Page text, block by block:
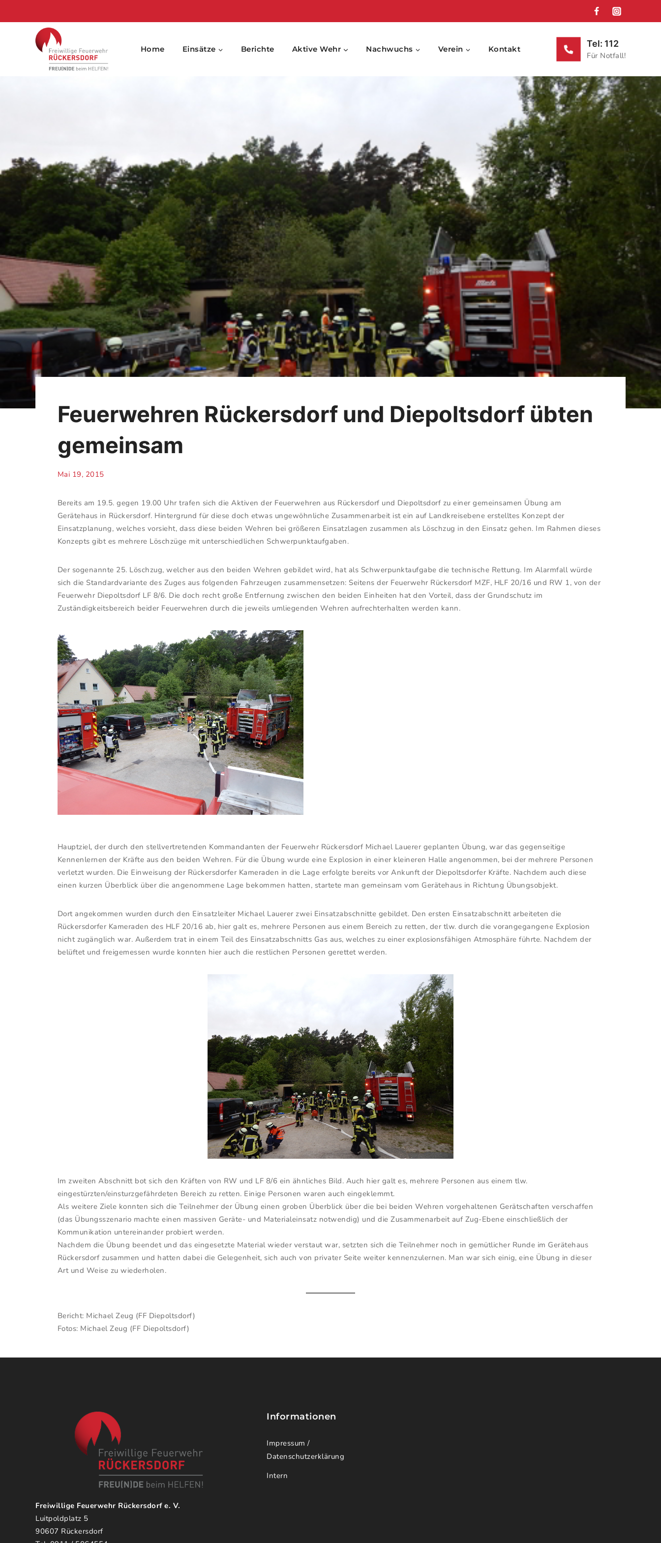
Home Einsätze Berichte Aktive Wehr Nachwuchs Verein Kontakt
Tel: 112
Für Notfall!
Feuerwehren Rückersdorf und Diepoltsdorf übten
gemeinsam
Mai 19, 2015
Bereits am 19.5. gegen 19.00 Uhr trafen sich die Aktiven der Feuerwehren aus Rückersdorf und Diepoltsdorf zu einer gemeinsamen Übung am
Gerätehaus in Rückersdorf. Hintergrund für diese doch etwas ungewöhnliche Zusammenarbeit ist ein auf Landkreisebene erstelltes Konzept der
Einsatzplanung, welches vorsieht, dass diese beiden Wehren bei größeren Einsatzlagen zusammen als Löschzug in den Einsatz gehen. Im Rahmen dieses
Konzepts gibt es mehrere Löschzüge mit unterschiedlichen Schwerpunktaufgaben.
Der sogenannte 25. Löschzug, welcher aus den beiden Wehren gebildet wird, hat als Schwerpunktaufgabe die technische Rettung. Im Alarmfall würde
sich die Standardvariante des Zuges aus folgenden Fahrzeugen zusammensetzen: Seitens der Feuerwehr Rückersdorf MZF, HLF 20/16 und RW 1, von der
Feuerwehr Diepoltsdorf LF 8/6. Die doch recht große Entfernung zwischen den beiden Einheiten hat den Vorteil, dass der Grundschutz im
Zuständigkeitsbereich beider Feuerwehren durch die jeweils umliegenden Wehren aufrechterhalten werden kann.
Hauptziel, der durch den stellvertretenden Kommandanten der Feuerwehr Rückersdorf Michael Lauerer geplanten Übung, war das gegenseitige
Kennenlernen der Kräfte aus den beiden Wehren. Für die Übung wurde eine Explosion in einer kleineren Halle angenommen, bei der mehrere Personen
verletzt wurden. Die Einweisung der Rückersdorfer Kameraden in die Lage erfolgte bereits vor Ankunft der Diepoltsdorfer Kräfte. Nachdem auch diese
einen kurzen Überblick über die angenommene Lage bekommen hatten, startete man gemeinsam vom Gerätehaus in Richtung Übungsobjekt.
Dort angekommen wurden durch den Einsatzleiter Michael Lauerer zwei Einsatzabschnitte gebildet. Den ersten Einsatzabschnitt arbeiteten die
Rückersdorfer Kameraden des HLF 20/16 ab, hier galt es, mehrere Personen aus einem Bereich zu retten, der tlw. durch die vorangegangene Explosion
nicht zugänglich war. Außerdem trat in einem Teil des Einsatzabschnitts Gas aus, welches zu einer explosionsfähigen Atmosphäre führte. Nachdem der
belüftet und freigemessen wurde konnten hier auch die restlichen Personen gerettet werden.
Im zweiten Abschnitt bot sich den Kräften von RW und LF 8/6 ein ähnliches Bild. Auch hier galt es, mehrere Personen aus einem tlw.
eingestürzten/einsturzgefährdeten Bereich zu retten. Einige Personen waren auch eingeklemmt.
Als weitere Ziele konnten sich die Teilnehmer der Übung einen groben Überblick über die bei beiden Wehren vorgehaltenen Gerätschaften verschaffen
(das Übungsszenario machte einen massiven Geräte- und Materialeinsatz notwendig) und die Zusammenarbeit auf Zug-Ebene einschließlich der
Kommunikation untereinander probiert werden.
Nachdem die Übung beendet und das eingesetzte Material wieder verstaut war, setzten sich die Teilnehmer noch in gemütlicher Runde im Gerätehaus
Rückersdorf zusammen und hatten dabei die Gelegenheit, sich auch von privater Seite weiter kennenzulernen. Man war sich einig, eine Übung in dieser
Art und Weise zu wiederholen.
Bericht: Michael Zeug (FF Diepoltsdorf)
Fotos: Michael Zeug (FF Diepoltsdorf)
Freiwillige Feuerwehr Rückersdorf e. V.
Luitpoldplatz 5
90607 Rückersdorf
Informationen
Impressum /
Datenschutzerklärung
Intern